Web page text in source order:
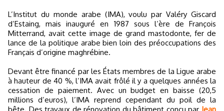
L’Institut du monde arabe (IMA), voulu par Valéry Giscard
d’Estaing, mais inauguré en 1987 sous l’ère de François
Mitterrand, avait cette image de grand mastodonte, fer de
lance de la politique arabe bien loin des préoccupations des
Français d’origine maghrébine.
Devant être financé par les États membres de la Ligue arabe
à hauteur de 40 %, l’IMA avait frôlé il y a quelques années la
cessation de paiement. Avec un budget en baisse (20,5
millions d’euros), l’IMA reprend cependant du poil de la
bête. Des travaux de rénovation du bâtiment conçu par Jean